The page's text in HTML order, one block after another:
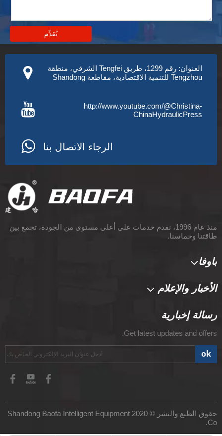
يُقدِّم
العنوان: رقم 1299، طريق Tengfei الشرقي، منطقة
Tengzhou للتنمية الاقتصادية، مقاطعة Shandong
http://www.youtube.com/@Christina-
ChinaHydraulicPress
الرجاء الاتصال بنا
منذ عام 1996، نقدم خدمات على أعلى مستوى من الجودة، تجمع بين
طاقتنا وحماسنا.
باوفا
الأخبار والإعلام
رسالة إخبارية
Get latest updates and offers.
ok
حقوق الطبع والنشر © 2020 Shandong Baofa Intelligent Equipment
Co.